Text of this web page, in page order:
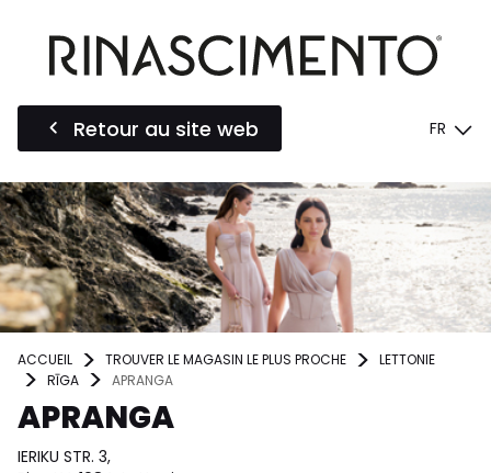
Retour au site web FR
ACCUEIL TROUVER LE MAGASIN LE PLUS PROCHE
LETTONIE
RĪGA
APRANGA
APRANGA
IERIKU STR. 3,